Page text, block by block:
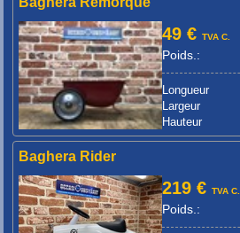
49 €TVA C.
Poids.:
Longueur
Largeur
Hauteur
Baghera Rider
219 €TVA C.
Poids.: